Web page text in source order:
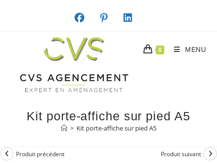
0 MENU
Kit porte-affiche sur pied A5
> Kit porte-affiche sur pied A5
Produit précédent Produit suivant